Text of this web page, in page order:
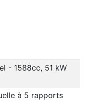
- 1588cc, 51 kW
à 5 rapports